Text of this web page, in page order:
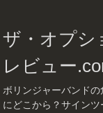
ザ・オプシ
レビュー
ボリンジャーバンド
にどこから？サイン